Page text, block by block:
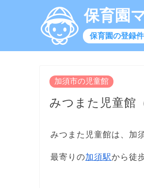
保育園
保育園の登録
加須市の児童館
みつまた児童館
みつまた児童館は、加
最寄りの加須駅から徒